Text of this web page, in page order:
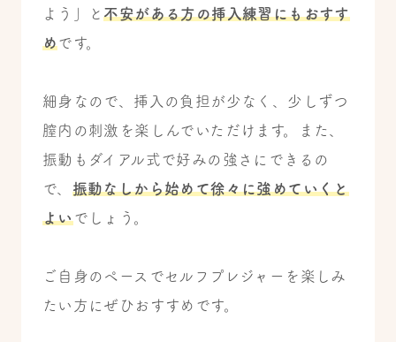
よう」と不安がある方の挿入練習にもおすす
めです。
細身なので、挿入の負担が少なく、少しずつ
膣内の刺激を楽しんでいただけます。また、
振動もダイアル式で好みの強さにできるの
で、 振動なしから始めて徐々に強めていくと
よいでしょう。
ご自身のペースでセルフプレジャーを楽しみ
たい方にぜひおすすめです。